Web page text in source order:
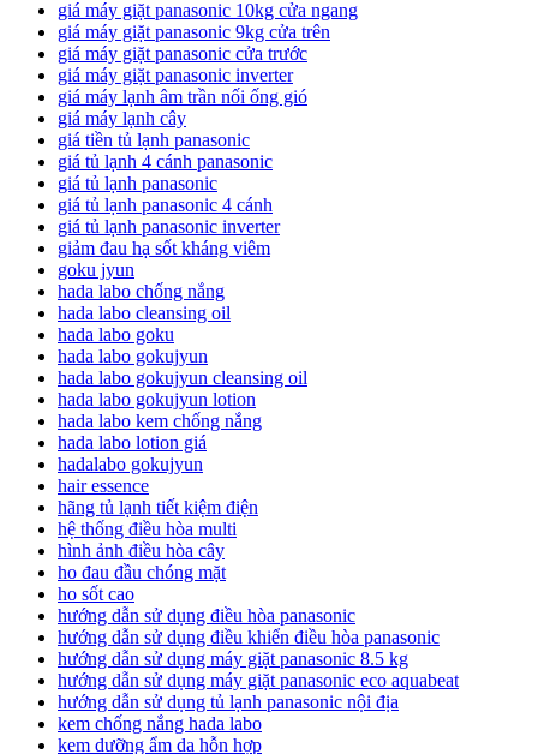
giá máy giặt panasonic 10kg cửa ngang
giá máy giặt panasonic 9kg cửa trên
giá máy giặt panasonic cửa trước
giá máy giặt panasonic inverter
giá máy lạnh âm trần nối ống gió
giá máy lạnh cây
giá tiền tủ lạnh panasonic
giá tủ lạnh 4 cánh panasonic
giá tủ lạnh panasonic
giá tủ lạnh panasonic 4 cánh
giá tủ lạnh panasonic inverter
giảm đau hạ sốt kháng viêm
goku jyun
hada labo chống nắng
hada labo cleansing oil
hada labo goku
hada labo gokujyun
hada labo gokujyun cleansing oil
hada labo gokujyun lotion
hada labo kem chống nắng
hada labo lotion giá
hadalabo gokujyun
hair essence
hãng tủ lạnh tiết kiệm điện
hệ thống điều hòa multi
hình ảnh điều hòa cây
ho đau đầu chóng mặt
ho sốt cao
hướng dẫn sử dụng điều hòa panasonic
hướng dẫn sử dụng điều khiển điều hòa panasonic
hướng dẫn sử dụng máy giặt panasonic 8.5 kg
hướng dẫn sử dụng máy giặt panasonic eco aquabeat
hướng dẫn sử dụng tủ lạnh panasonic nội địa
kem chống nắng hada labo
kem dưỡng ẩm da hỗn hợp